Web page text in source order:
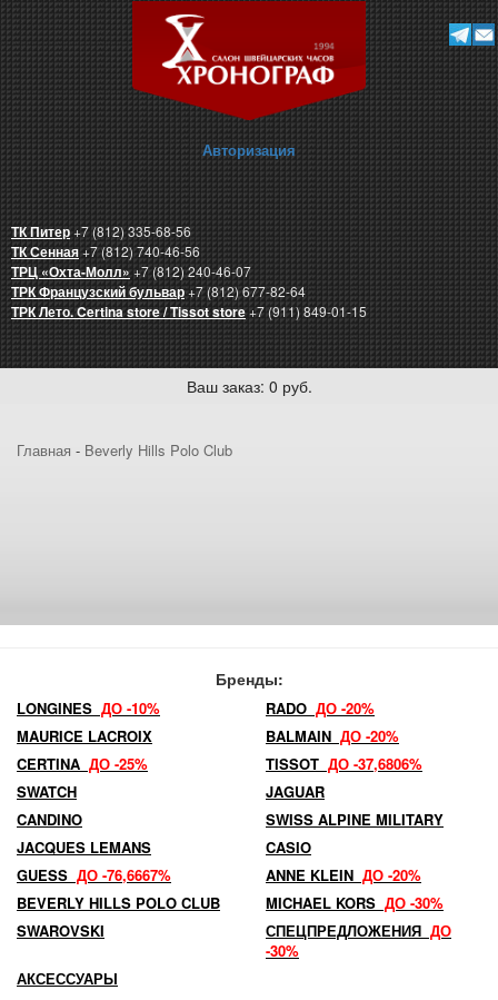
Авторизация
ТК Питер+7 (812) 335-68-56
ТК Сенная+7 (812) 740-46-56
ТРЦ «Охта-Молл»+7 (812) 240-46-07
ТРК Французский бульвар+7 (812) 677-82-64
ТРК Лето. Certina store / Tissot store+7 (911) 849-01-15
Ваш заказ: 0 руб.
Главная - Beverly Hills Polo Club
Бренды:
LONGINES ДО -10% RADO ДО -20%
MAURICE LACROIX
BALMAIN ДО -20%
CERTINA ДО -25% TISSOT ДО -37,6806%
SWATCH
JAGUAR
CANDINO
SWISS ALPINE MILITARY
JACQUES LEMANS
CASIO
GUESS ДО -76,6667% ANNE KLEIN ДО -20%
BEVERLY HILLS POLO CLUB
MICHAEL KORS ДО -30%
SWAROVSKI
СПЕЦПРЕДЛОЖЕНИЯ ДО
-30%
АКСЕССУАРЫ